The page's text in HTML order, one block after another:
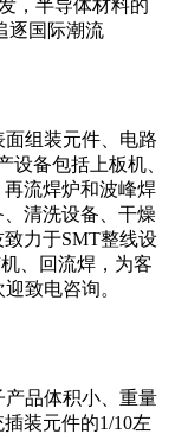
，半导体材料的
逐国际潮流
组装元件、电路
设备包括上板机、
流焊炉和波峰焊
清洗设备、干燥
力于SMT整线设
、回流焊，为客
致电咨询。
产品体积小、重量
装元件的1/10左